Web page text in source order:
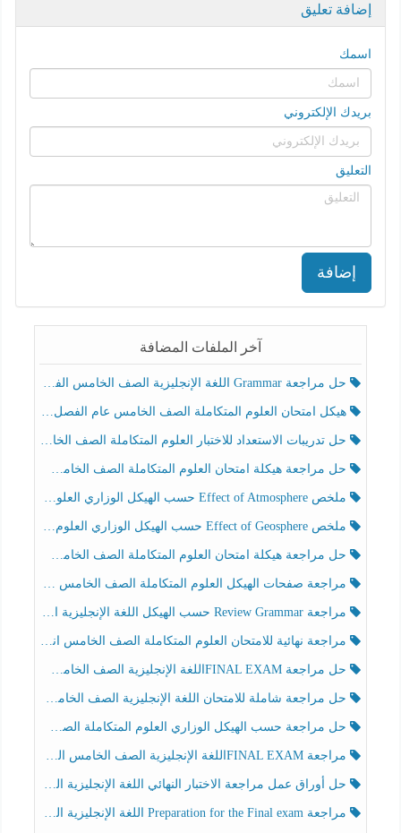
إضافة تعليق
اسمك
بريدك الإلكتروني
التعليق
إضافة
آخر الملفات المضافة
حل مراجعة Grammar اللغة الإنجليزية الصف الخامس الفصل الثالث
هيكل امتحان العلوم المتكاملة الصف الخامس عام الفصل الدراسي الثالث 2025-2026
حل تدريبات الاستعداد للاختبار العلوم المتكاملة الصف الخامس عام الفصل الثالث
حل مراجعة هيكلة امتحان العلوم المتكاملة الصف الخامس انسبير الفصل الثالث
ملخص Effect of Atmosphere حسب الهيكل الوزاري العلوم المتكاملة الصف الخامس انسبير الفصل الثالث
ملخص Effect of Geosphere حسب الهيكل الوزاري العلوم المتكاملة الصف الخامس انسبير الفصل الثالث
حل مراجعة هيكلة امتحان العلوم المتكاملة الصف الخامس عام الفصل الثالث
مراجعة صفحات الهيكل العلوم المتكاملة الصف الخامس انسبير الفصل الثالث
مراجعة Review Grammar حسب الهيكل اللغة الإنجليزية الصف الخامس الفصل الثالث
مراجعة نهائية للامتحان العلوم المتكاملة الصف الخامس انسبير الفصل الثالث
حل مراجعة FINAL EXAMاللغة الإنجليزية الصف الخامس الفصل الثالث
حل مراجعة شاملة للامتحان اللغة الإنجليزية الصف الخامس الفصل الثالث
حل مراجعة حسب الهيكل الوزاري العلوم المتكاملة الصف الخامس عام الفصل الثالث
مراجعة FINAL EXAMاللغة الإنجليزية الصف الخامس الفصل الثالث
حل أوراق عمل مراجعة الاختبار النهائي اللغة الإنجليزية الصف الرابع الفصل الثالث
مراجعة Preparation for the Final exam اللغة الإنجليزية الصف الرابع الفصل الثالث